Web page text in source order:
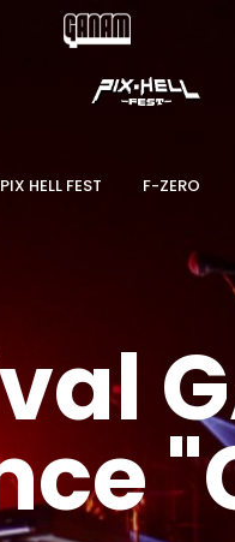
PIX HELL FEST F-ZERO